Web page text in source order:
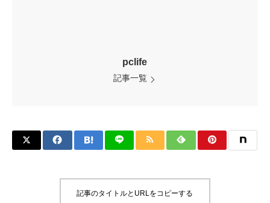
pclife
記事一覧
記事のタイトルとURLをコピーする